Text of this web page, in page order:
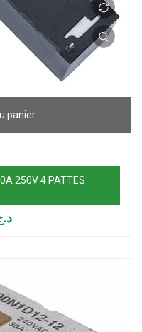
panier
250V 4 PATTES